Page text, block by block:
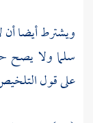
ويشترط أيضا
سلما ولا يصح
على قول